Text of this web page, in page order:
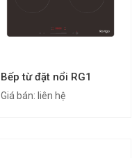
Bếp từ đặt nổi RG1
Giá bán: liên hệ